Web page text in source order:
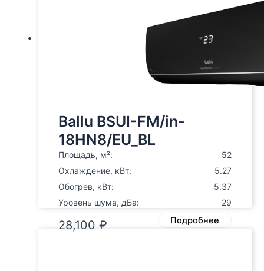
Ballu BSUI-FM/in-
18HN8/EU_BL
Площадь, м²:
52
Охлаждение, кВт:
5.27
Обогрев, кВт:
5.37
Уровень шума, дБа:
29
28,100 ₽ Подробнее